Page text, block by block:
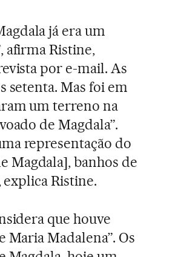
já era um
afirma Ristine,
por e-mail. As
setenta. Mas foi em
um terreno na
de Magdala”.
representação do
Magdala], banhos de
Ristine.
que houve
Maria Madalena”. Os